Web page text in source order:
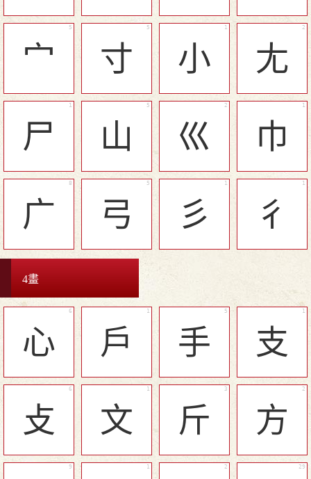
宀 寸 小 尢
尸 山 巛 巾
广 弓 彡 彳
4畫
心 戶 手 支
攴 文 斤 方